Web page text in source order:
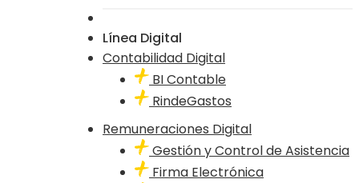
Línea Digital
Contabilidad Digital
BI Contable
RindeGastos
Remuneraciones Digital
Gestión y Control de Asistencia
Firma Electrónica